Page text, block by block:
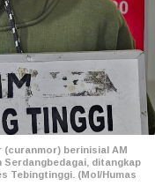
berinisial AM
Serdangbedagai, ditangkap
Tebingtinggi. (Mol/Humas